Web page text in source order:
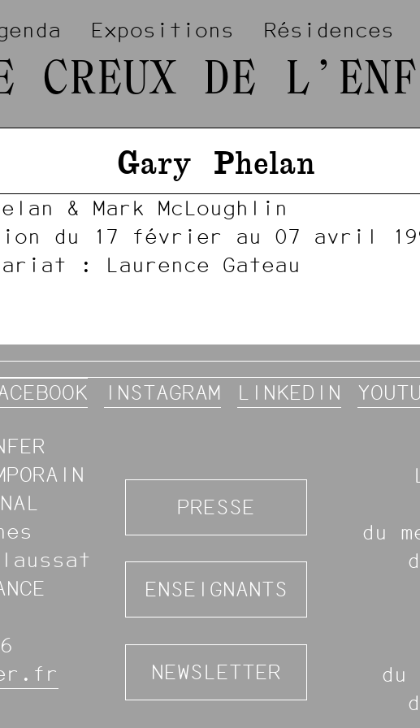
Expositions Résidences
CREUX DE
Gary Phelan
& Mark McLoughlin
du 17 février au 07 avril
: Laurence Gateau
INSTAGRAM LINKEDIN
PRESSE
ENSEIGNANTS
NEWSLETTER
du
du